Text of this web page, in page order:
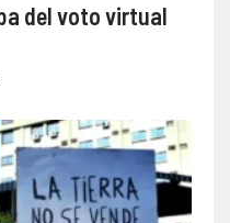
del voto virtual